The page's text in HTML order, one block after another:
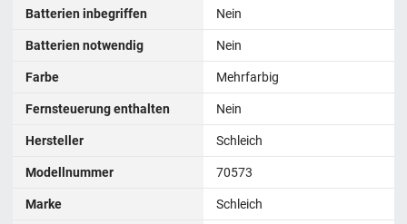
Batterien inbegriffen Nein
Batterien notwendig Nein
Farbe Mehrfarbig
Fernsteuerung enthalten Nein
Hersteller Schleich
Modellnummer 70573
Marke Schleich